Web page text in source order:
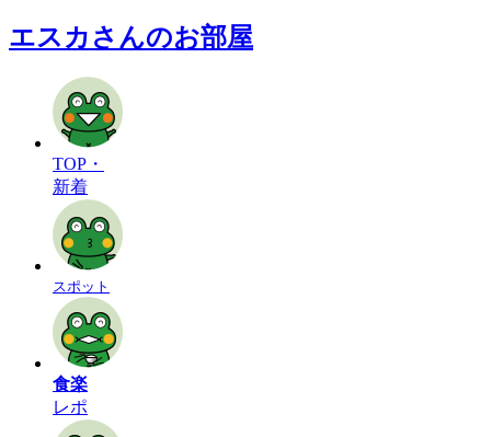
エスカさんのお部屋
TOP・
新着
スポット
食楽
レポ